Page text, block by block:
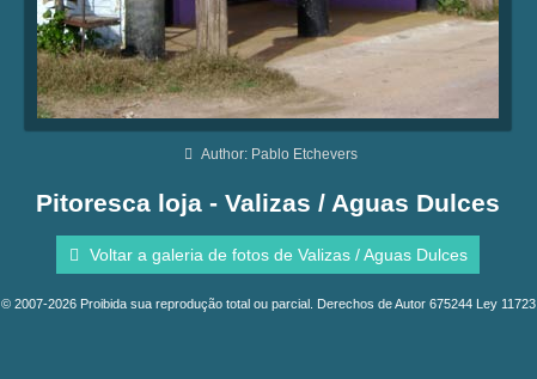
Author: Pablo Etchevers
Pitoresca loja - Valizas / Aguas Dulces
Voltar a galeria de fotos de Valizas / Aguas Dulces
© 2007-2026 Proibida sua reprodução total ou parcial. Derechos de Autor 675244 Ley 11723